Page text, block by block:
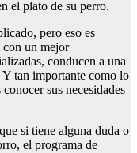
el plato de su perro.
pero eso es
con un mejor
conducen a una
Y tan importante como lo
sus necesidades
si tiene alguna duda o
el programa de